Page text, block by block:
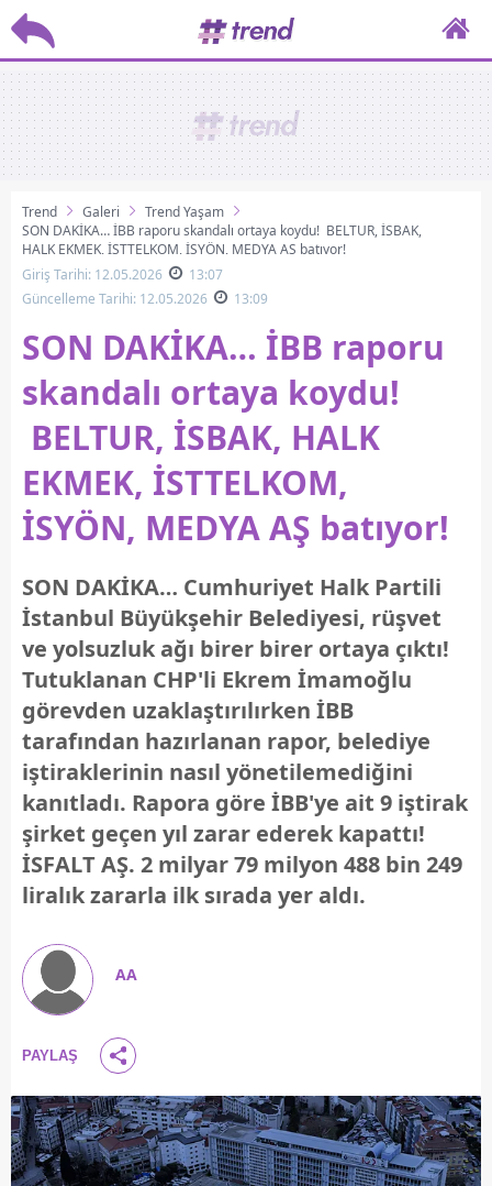
Trend Galeri
Trend Yaşam
SON DAKİKA… İBB raporu skandalı ortaya koydu! BELTUR, İSBAK,
HALK EKMEK, İSTTELKOM, İSYÖN, MEDYA AŞ batıyor!
Giriş Tarihi: 12.05.2026
13:07
Güncelleme Tarihi: 12.05.2026
13:09
SON DAKİKA… İBB raporu
skandalı ortaya koydu!
BELTUR, İSBAK, HALK
EKMEK, İSTTELKOM,
İSYÖN, MEDYA AŞ batıyor!
SON DAKİKA… Cumhuriyet Halk Partili
İstanbul Büyükşehir Belediyesi, rüşvet
ve yolsuzluk ağı birer birer ortaya çıktı!
Tutuklanan CHP'li Ekrem İmamoğlu
görevden uzaklaştırılırken İBB
tarafından hazırlanan rapor, belediye
iştiraklerinin nasıl yönetilemediğini
kanıtladı. Rapora göre İBB'ye ait 9 iştirak
şirket geçen yıl zarar ederek kapattı!
İSFALT AŞ. 2 milyar 79 milyon 488 bin 249
liralık zararla ilk sırada yer aldı.
AA
PAYLAŞ